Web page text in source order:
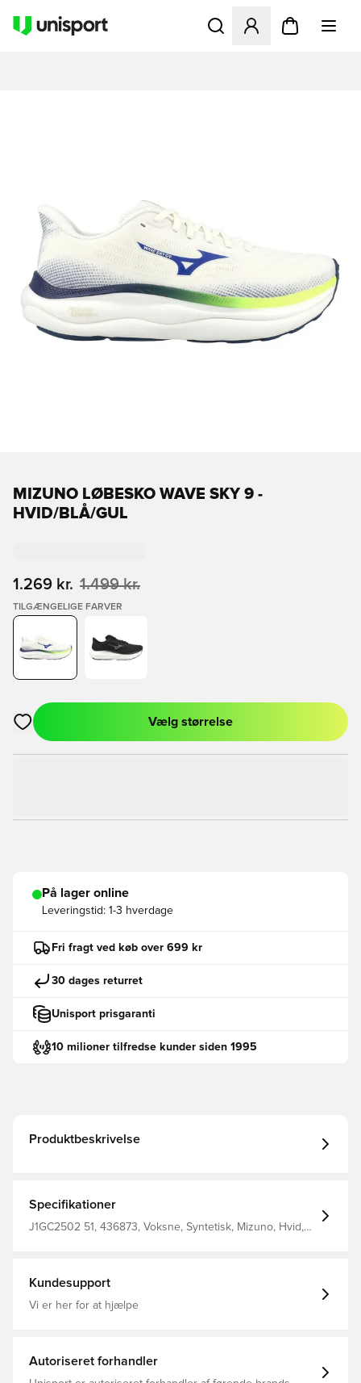
Åbner en Modal til at
MIZUNO LØBESKO WAVE SKY 9 -
HVID/BLÅ/GUL
1.269 kr. 1.499 kr.
TILGÆNGELIGE FARVER
Åbner en Modal til at logge ind eller tilmelde dig som medlem
Vælg størrelse
På lager online
Leveringstid: 1-3 hverdage
Fri fragt ved køb over 699 kr
30 dages returret
Unisport prisgaranti
10 milioner tilfredse kunder siden 1995
Produktbeskrivelse
Specifikationer
J1GC2502 51, 436873, Voksne, Syntetisk, Mizuno, Hvid,
Kundesupport
Vi er her for at hjælpe
Autoriseret forhandler